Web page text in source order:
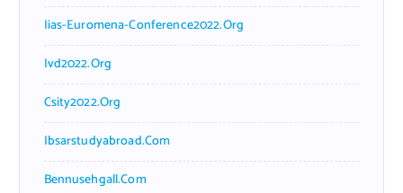
Iias-Euromena-Conference2022.org
Ivd2022.org
Csity2022.org
Ibsarstudyabroad.com
Bennusehgall.com